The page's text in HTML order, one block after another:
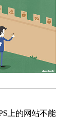
上的网站不能